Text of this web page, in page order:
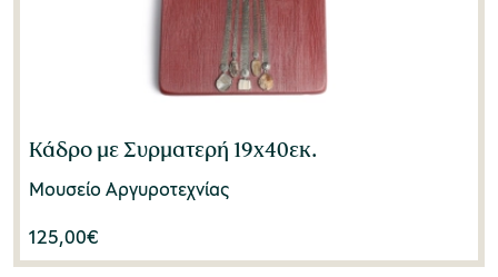
Κάδρο με Συρματερή 19x40εκ.
Μουσείο Αργυροτεχνίας
125,00€